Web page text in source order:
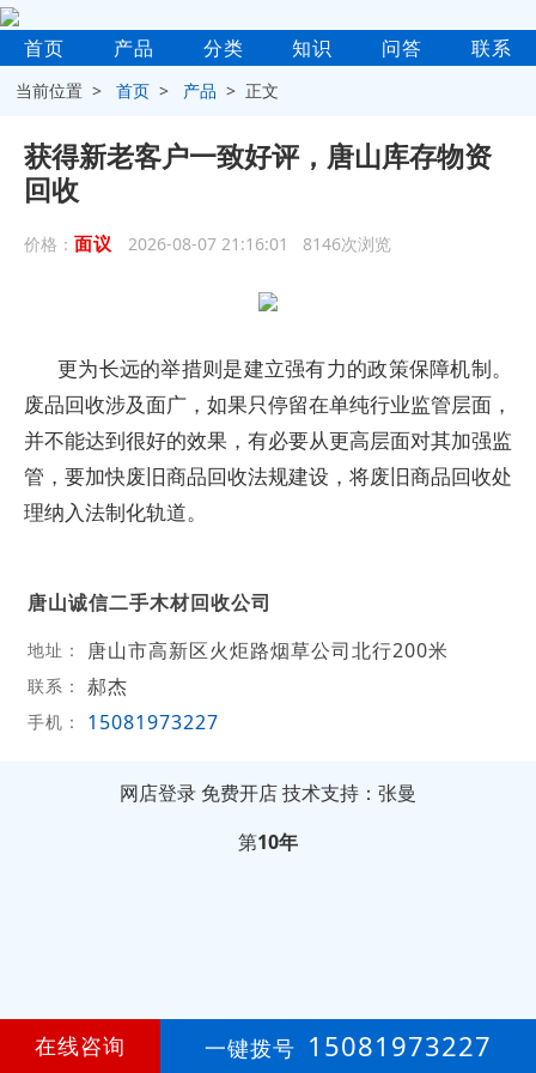
首页 产品 分类 知识 问答 联系
当前位置 >首页 > 产品 > 正文
获得新老客户一致好评，唐山库存物资
回收
价格： 面议 2026-08-07 21:16:01 8146次浏览
更为长远的举措则是建立强有力的政策保障机制。
废品回收涉及面广，如果只停留在单纯行业监管层面，
并不能达到很好的效果，有必要从更高层面对其加强监
管，要加快废旧商品回收法规建设，将废旧商品回收处
理纳入法制化轨道。
唐山诚信二手木材回收公司
地址： 唐山市高新区火炬路烟草公司北行200米
联系： 郝杰
手机： 15081973227
网店登录 免费开店技术支持：张曼
第10年
在线咨询 一键拨号 15081973227